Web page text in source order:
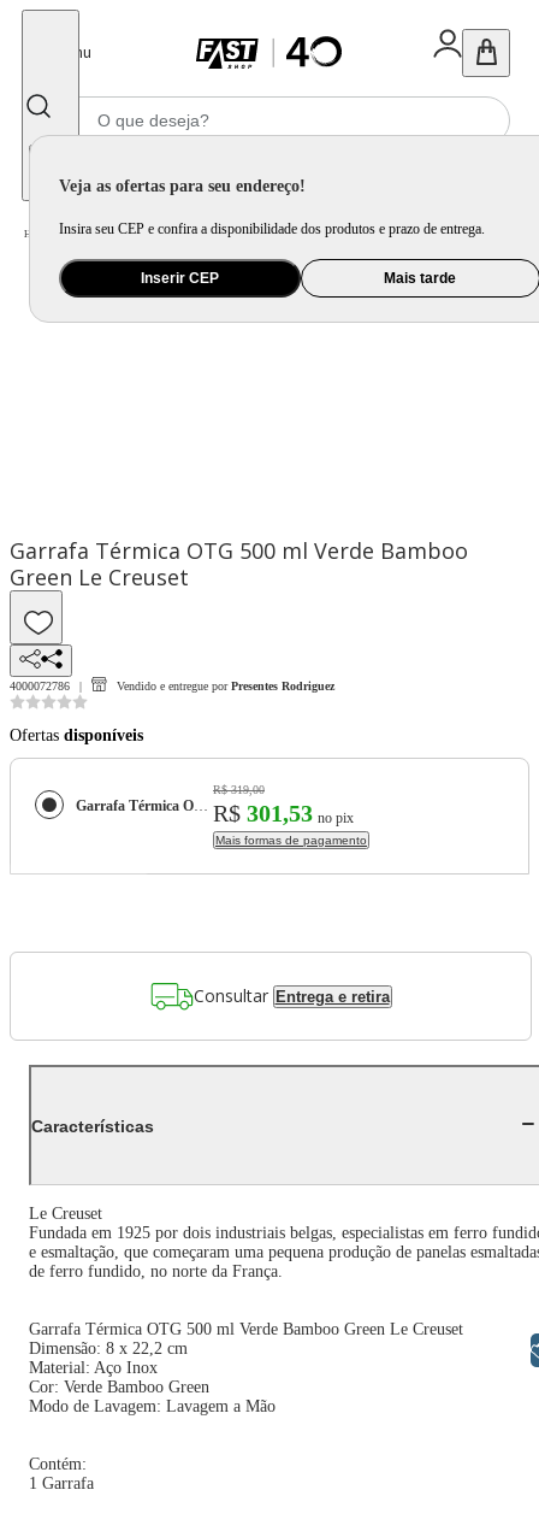
Menu
Veja as ofertas para seu endereço!
Insira seu CEP e confira a disponibilidade dos produtos e prazo de entrega.
Inserir CEP Mais tarde
Home Utilidade Doméstica Mesa / Garrafa Térmica
Garrafa Térmica OTG 500 ml Verde Bamboo
Green Le Creuset
4000072786 Vendido e entregue por Presentes Rodriguez
Ofertas disponíveis
Garrafa Térmica OTG 500 ml Verde Bamboo Green Le Creuset
R$ 319,00
R$ 301,53 no pix
Mais formas de pagamento
Consultar Entrega e retira
Características
Le Creuset
Fundada em 1925 por dois industriais belgas, especialistas em ferro
e esmaltação, que começaram uma pequena produção de panelas
de ferro fundido, no norte da França.
Garrafa Térmica OTG 500 ml Verde Bamboo Green Le Creuset
Dimensão: 8 x 22,2 cm
Material: Aço Inox
Cor: Verde Bamboo Green
Modo de Lavagem: Lavagem a Mão
Contém:
1 Garrafa